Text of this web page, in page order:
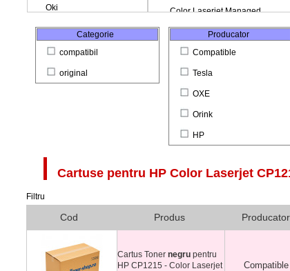
Categorie
compatibil
original
Producator
Compatible
Tesla
OXE
Orink
HP
Cartuse pentru HP Color Laserjet
Filtru
Cod Produs Producator
Cartus Toner negru pentru
HP CP1215 - Color Laserjet
Compatible